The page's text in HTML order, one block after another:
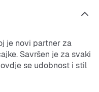
je novi partner za
Savršen je za svaki
se udobnost i stil